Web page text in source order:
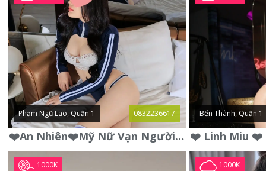
Phạm Ngũ Lão, Quận 1 0832236617
❤️An Nhiên❤️Mỹ Nữ Vạn Người Mê,Da Trắng, Mặt Xynh, Đẹp Từng
Bến Thành, Quận 1
1000K 1000K